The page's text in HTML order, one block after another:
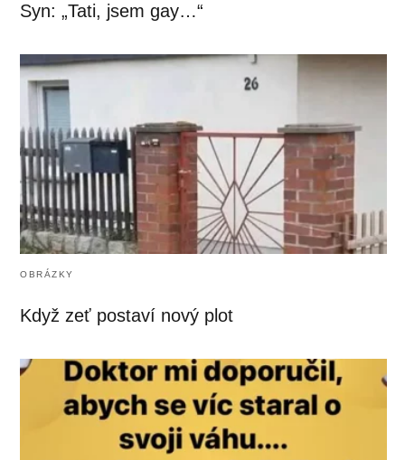
Syn: „Tati, jsem gay…“
OBRÁZKY
Když zeť postaví nový plot